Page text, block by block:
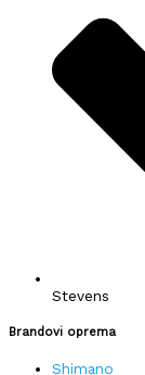
Stevens
Brandovi oprema
Shimano